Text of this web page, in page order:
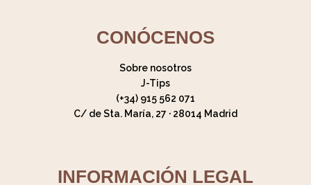
CONÓCENOS
Sobre nosotros
J-Tips
(+34) 915 562 071
C/ de Sta. María, 27 · 28014 Madrid
INFORMACIÓN LEGAL